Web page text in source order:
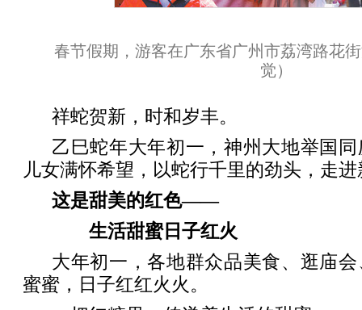
春节假期，游客在广东省广州市荔湾路花
觉）
祥蛇贺新，时和岁丰。
乙巳蛇年大年初一，神州大地举国
儿女满怀希望，以蛇行千里的劲头，走
这是甜美的红色——
生活甜蜜日子红火
大年初一，各地群众品美食、逛庙
蜜蜜，日子红红火火。